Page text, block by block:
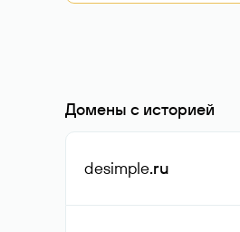
Домены с историей
desimple.ru